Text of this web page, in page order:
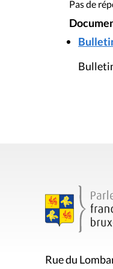
Pas de
Rue du